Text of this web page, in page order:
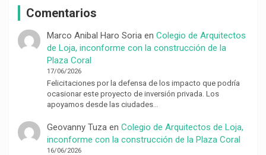
Comentarios
Marco Anibal Haro Soriaen Colegio de Arquitectos
de Loja, inconforme con la construcción de la
Plaza Coral
17/06/2026
Felicitaciones por la defensa de los impacto que podría
ocasionar este proyecto de inversión privada. Los
apoyamos desde las ciudades…
Geovanny Tuzaen Colegio de Arquitectos de Loja,
inconforme con la construcción de la Plaza Coral
16/06/2026